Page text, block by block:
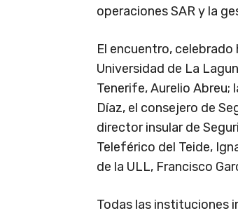
operaciones SAR y la
El encuentro,
Universidad de La
Tenerife, Aurelio Abreu;
Díaz, el consejero de
director insular de
Teleférico del Teide,
de la ULL, Francisco
Todas las instituciones